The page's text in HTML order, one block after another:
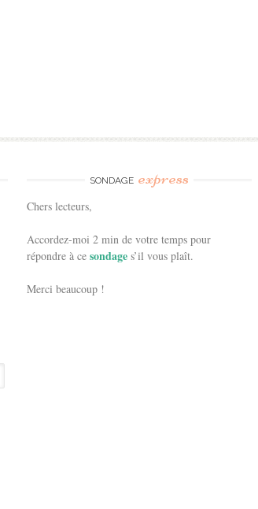
SONDAGE express
Chers lecteurs,
Accordez-moi 2 min de votre temps pour
répondre à cesondages’il vous plaît.
Merci beaucoup !